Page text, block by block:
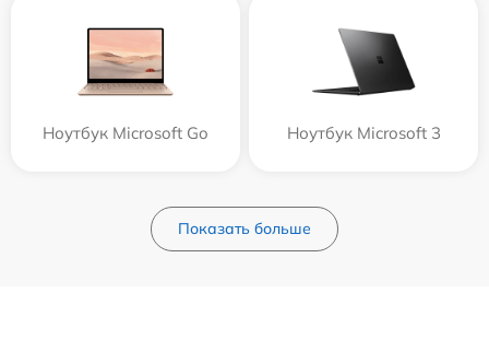
Ноутбук Microsoft Go Ноутбук Microsoft 3
Показать больше